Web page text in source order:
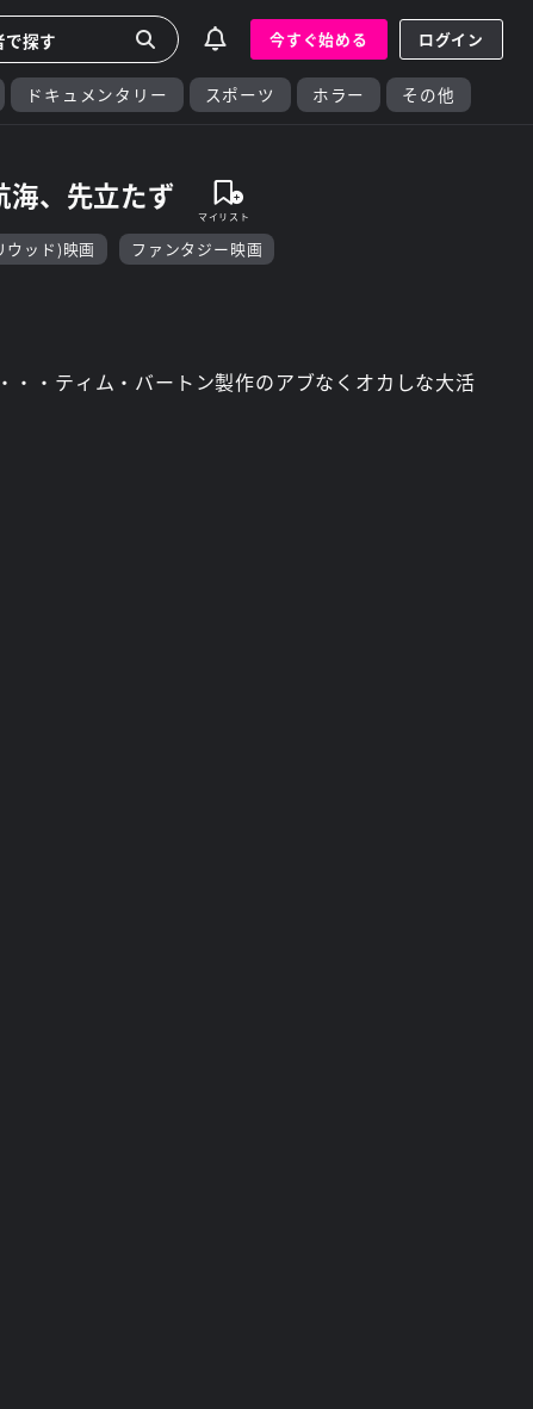
今すぐ始める ログイン
ドキュメンタリー スポーツ ホラー その他
海、先立たず
ウッド)映画
ファンタジー映画
・・ティム・バートン製作のアブなくオカしな大活